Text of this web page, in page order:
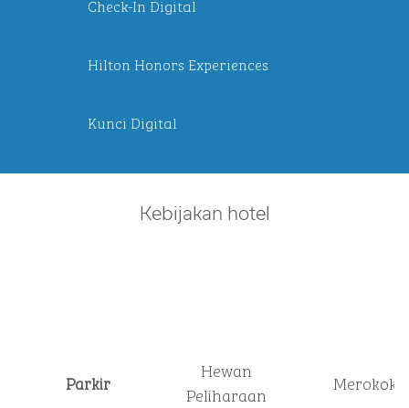
Check-In Digital
Hilton Honors Experiences
Kunci Digital
Kebijakan hotel
Parkir
Hewan
Peliharaan
Merokok